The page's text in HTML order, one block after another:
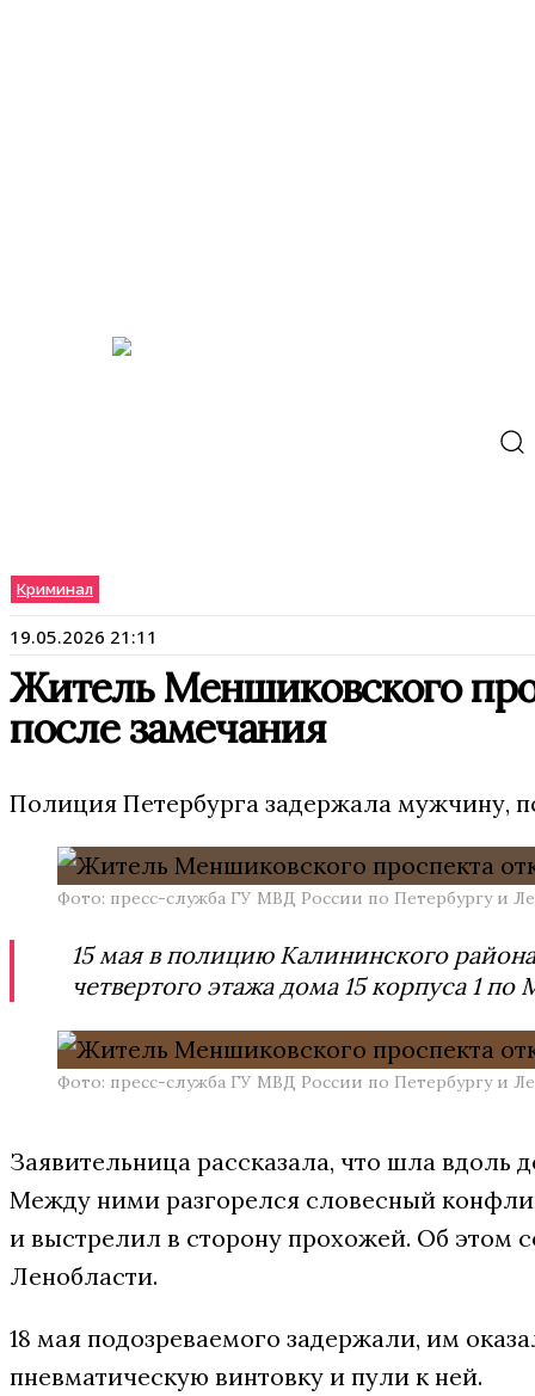
Криминал
19.05.2026 21:11
Житель Меншиковского
после замечания
Полиция Петербурга задержала мужчину,
Фото: пресс-служба ГУ МВД России по Петербургу и
15 мая в полицию Калининского
четвертого этажа дома 15 корпуса 1
Фото: пресс-служба ГУ МВД России по Петербургу и
Заявительница рассказала, что шла вдоль
Между ними разгорелся словесный
и выстрелил в сторону прохожей. Об этом
Ленобласти.
18 мая подозреваемого задержали, им
пневматическую винтовку и пули к ней.